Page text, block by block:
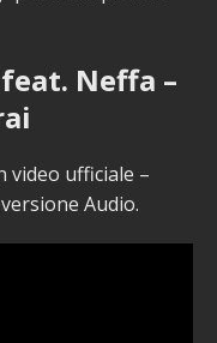
Neffa –
video ufficiale –
Audio.